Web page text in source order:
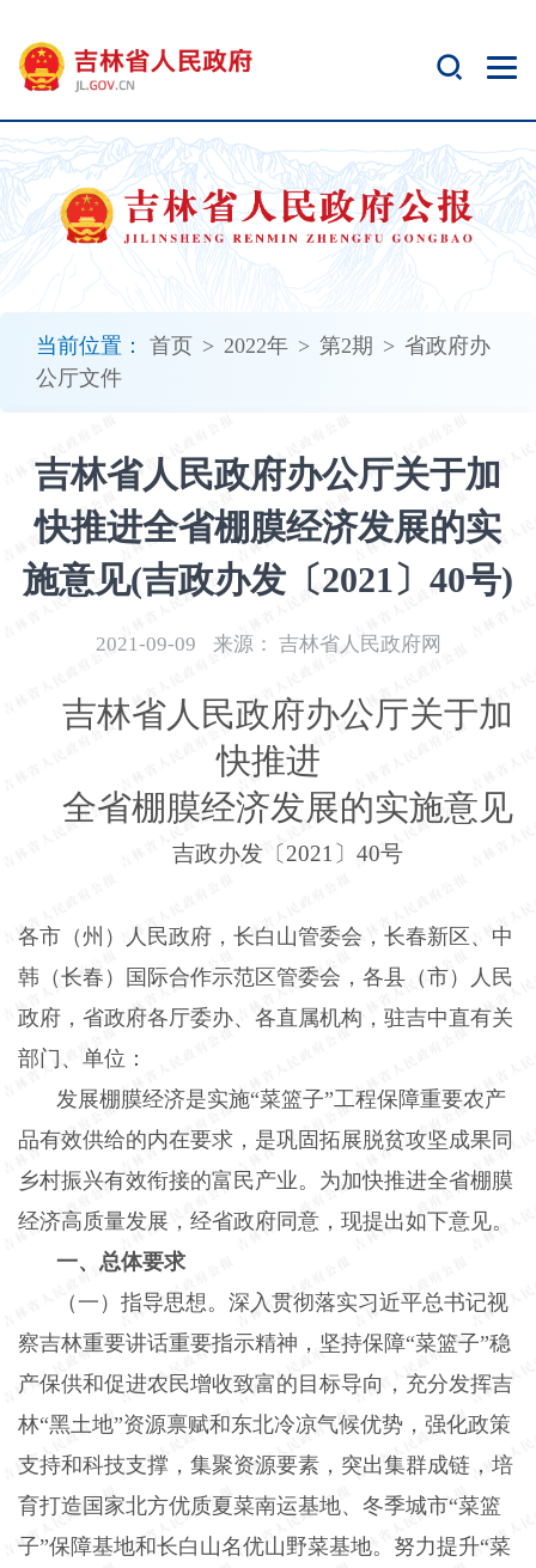
当前位置： 首页 > 2022年 > 第2期 > 省政府办
公厅文件
吉林省人民政府办公厅关于加
快推进全省棚膜经济发展的实
施意见(吉政办发〔2021〕40号)
2021-09-09 来源： 吉林省人民政府网
吉林省人民政府办公厅关于加
快推进
全省棚膜经济发展的实施意见
吉政办发〔2021〕40号
各市（州）人民政府，长白山管委会，长春新区、中
韩（长春）国际合作示范区管委会，各县（市）人民
政府，省政府各厅委办、各直属机构，驻吉中直有关
部门、单位：
发展棚膜经济是实施“菜篮子”工程保障重要农产
品有效供给的内在要求，是巩固拓展脱贫攻坚成果同
乡村振兴有效衔接的富民产业。为加快推进全省棚膜
经济高质量发展，经省政府同意，现提出如下意见。
一、总体要求
（一）指导思想。深入贯彻落实习近平总书记视
察吉林重要讲话重要指示精神，坚持保障“菜篮子”稳
产保供和促进农民增收致富的目标导向，充分发挥吉
林“黑土地”资源禀赋和东北冷凉气候优势，强化政策
支持和科技支撑，集聚资源要素，突出集群成链，培
育打造国家北方优质夏菜南运基地、冬季城市“菜篮
子”保障基地和长白山名优山野菜基地。努力提升“菜
开
无
障
碍
说
明
加